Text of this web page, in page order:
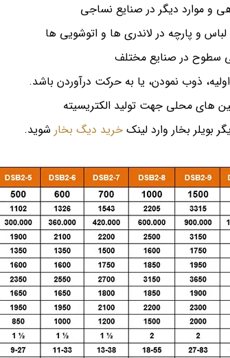
و موارد دیگر در صنایع نساجی
و پارچه در لاندری ها و اتوشویی ها
سطوح در صنایع مختلف
ذوب نمودن، یا به حرکت درآوردن باشد.
های محلی جهت تولید الکتریسیته
بویلر بخار وارد لینک خرید دیگ بخار شوید.